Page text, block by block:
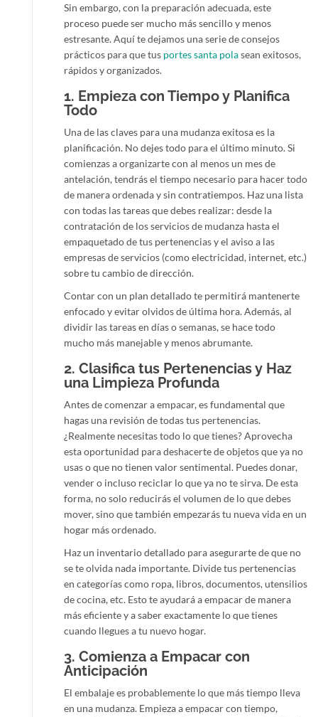
Sin embargo, con la preparación adecuada, este
proceso puede ser mucho más sencillo y menos
estresante. Aquí te dejamos una serie de consejos
prácticos para que tus portes santa polasean exitosos,
rápidos y organizados.
1. Empieza con Tiempo y Planifica
Todo
Una de las claves para una mudanza exitosa es la
planificación. No dejes todo para el último minuto. Si
comienzas a organizarte con al menos un mes de
antelación, tendrás el tiempo necesario para hacer todo
de manera ordenada y sin contratiempos. Haz una lista
con todas las tareas que debes realizar: desde la
contratación de los servicios de mudanza hasta el
empaquetado de tus pertenencias y el aviso a las
empresas de servicios (como electricidad, internet, etc.)
sobre tu cambio de dirección.
Contar con un plan detallado te permitirá mantenerte
enfocado y evitar olvidos de última hora. Además, al
dividir las tareas en días o semanas, se hace todo
mucho más manejable y menos abrumante.
2. Clasifica tus Pertenencias y Haz
una Limpieza Profunda
Antes de comenzar a empacar, es fundamental que
hagas una revisión de todas tus pertenencias.
¿Realmente necesitas todo lo que tienes? Aprovecha
esta oportunidad para deshacerte de objetos que ya no
usas o que no tienen valor sentimental. Puedes donar,
vender o incluso reciclar lo que ya no te sirva. De esta
forma, no solo reducirás el volumen de lo que debes
mover, sino que también empezarás tu nueva vida en un
hogar más ordenado.
Haz un inventario detallado para asegurarte de que no
se te olvida nada importante. Divide tus pertenencias
en categorías como ropa, libros, documentos, utensilios
de cocina, etc. Esto te ayudará a empacar de manera
más eficiente y a saber exactamente lo que tienes
cuando llegues a tu nuevo hogar.
3. Comienza a Empacar con
Anticipación
El embalaje es probablemente lo que más tiempo lleva
en una mudanza. Empieza a empacar con tiempo,